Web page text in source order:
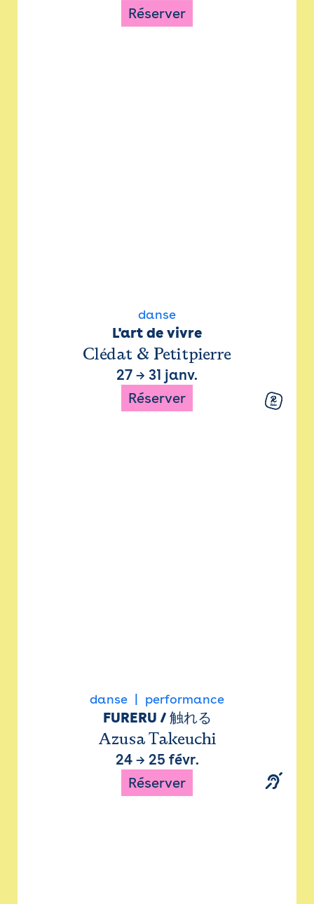
Réserver
danse
L'art de vivre
Clédat & Petitpierre
27 → 31 janv.
Réserver
danse performance
FURERU / 触れる
Azusa Takeuchi
24→ 25 févr.
Réserver